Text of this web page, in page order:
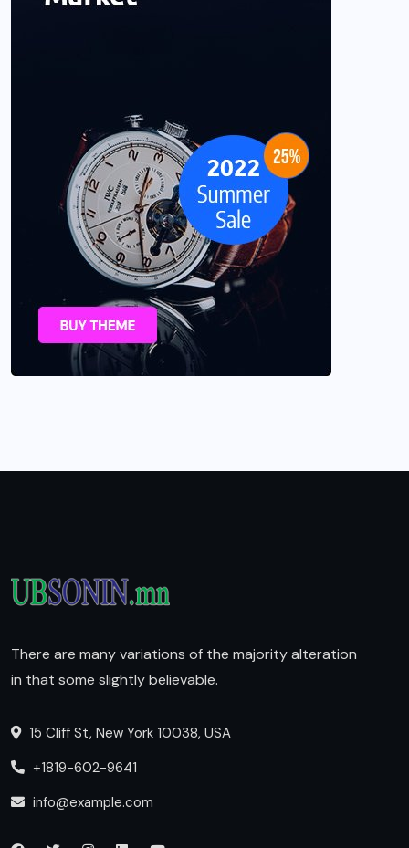
There are many variations of the majority alteration
in that some slightly believable.
15 Cliff St, New York 10038, USA
+1819-602-9641
info@example.com